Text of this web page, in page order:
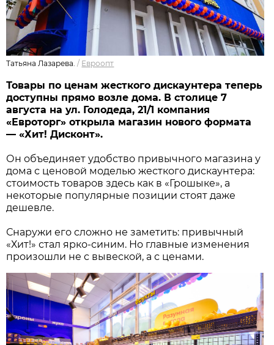
Татьяна Лазарева. / Евроопт
Товары по ценам жесткого дискаунтера теперь
доступны прямо возле дома. В столице 7
августа на ул. Голодеда, 21/1 компания
«Евроторг» открыла магазин нового формата
— «Хит! Дисконт».
Он объединяет удобство привычного магазина у
дома с ценовой моделью жесткого дискаунтера:
стоимость товаров здесь как в «Грошыке», а
некоторые популярные позиции стоят даже
дешевле.
Снаружи его сложно не заметить: привычный
«Хит!» стал ярко-синим. Но главные изменения
произошли не с вывеской, а с ценами.